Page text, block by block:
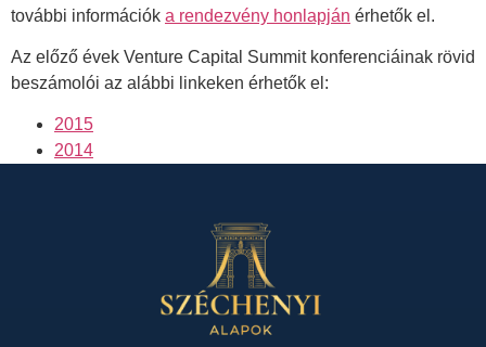
további információk a rendezvény honlapján érhetők el.
Az előző évek Venture Capital Summit konferenciáinak rövid
beszámolói az alábbi linkeken érhetők el:
2015
2014